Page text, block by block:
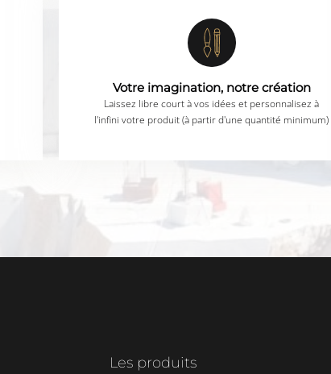
Votre imagination, notre création
Laissez libre court à vos idées et personnalisez à
l'infini votre produit (à partir d'une quantité minimum)
Les produits